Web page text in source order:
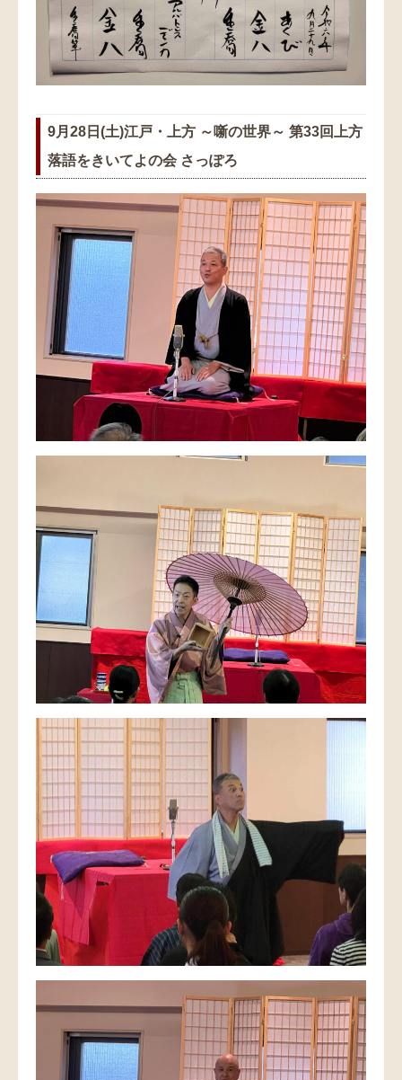
9月28日(土)江戸・上方 ～噺の世界～ 第33回上方
落語をきいてよの会 さっぽろ